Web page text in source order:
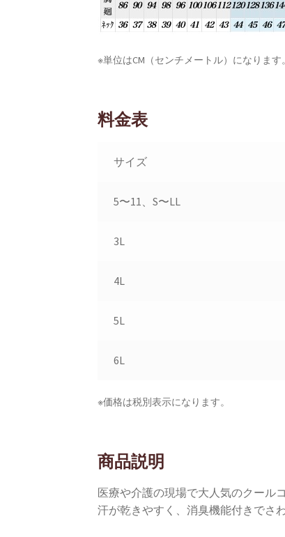
※単位はCM（センチメートル）になります。
料金表
サイズ
5〜11、S〜LL
3L
4L
5L
6L
※価格は税別表示になります。
商品説明
医療や介護の現場で大人気のクール
汗が乾きやすく、消臭機能付きでさ